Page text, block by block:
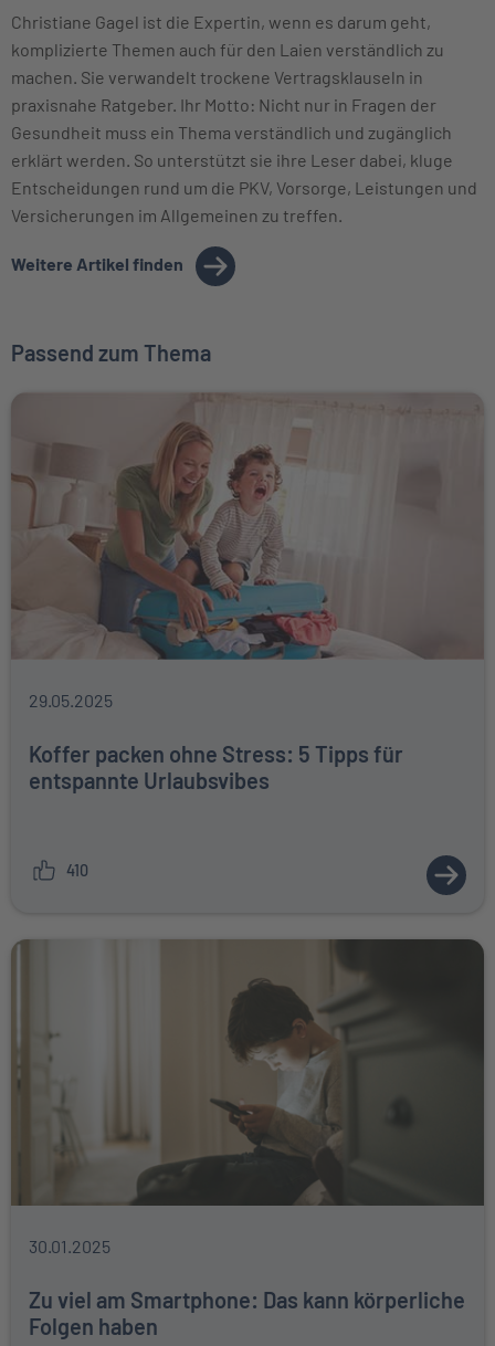
Christiane Gagel ist die Expertin, wenn es darum geht,
komplizierte Themen auch für den Laien verständlich zu
machen. Sie verwandelt trockene Vertragsklauseln in
praxisnahe Ratgeber. Ihr Motto: Nicht nur in Fragen der
Gesundheit muss ein Thema verständlich und zugänglich
erklärt werden. So unterstützt sie ihre Leser dabei, kluge
Entscheidungen rund um die PKV, Vorsorge, Leistungen und
Versicherungen im Allgemeinen zu treffen.
Weitere Artikel finden
Passend zum Thema
29.05.2025
Koffer packen ohne Stress: 5 Tipps für
entspannte Urlaubsvibes
410
ZUM
30.01.2025
Zu viel am Smartphone: Das kann körperliche
Folgen haben